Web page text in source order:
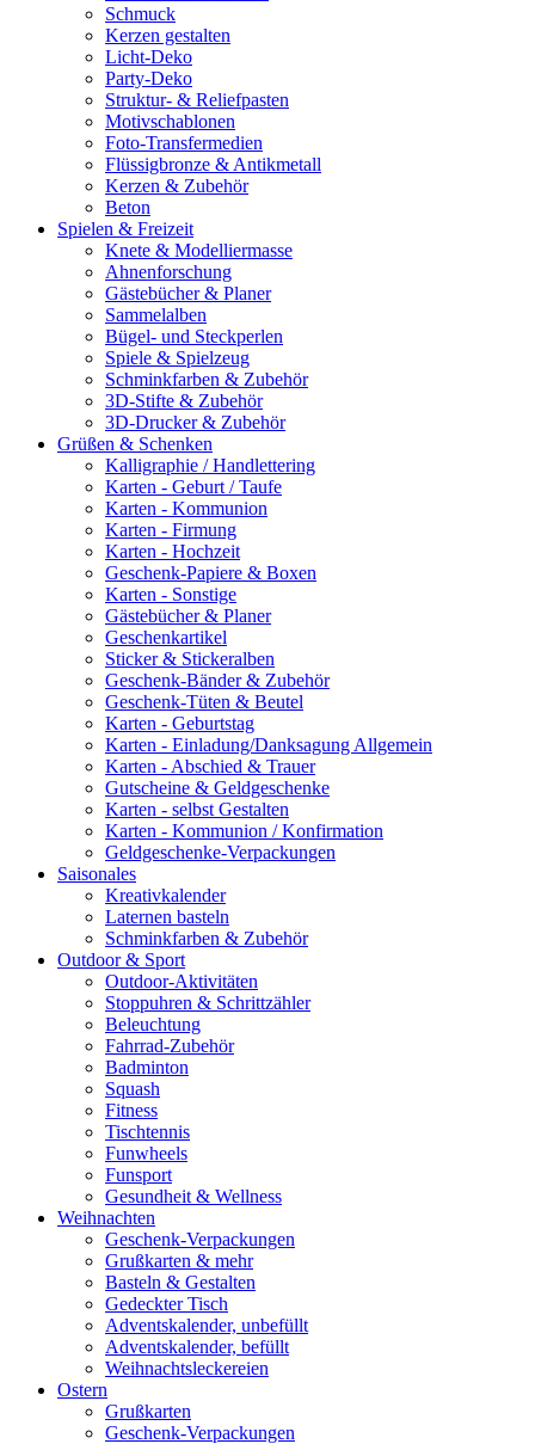
Schmuck
Kerzen gestalten
Licht-Deko
Party-Deko
Struktur- & Reliefpasten
Motivschablonen
Foto-Transfermedien
Flüssigbronze & Antikmetall
Kerzen & Zubehör
Beton
Spielen & Freizeit
Knete & Modelliermasse
Ahnenforschung
Gästebücher & Planer
Sammelalben
Bügel- und Steckperlen
Spiele & Spielzeug
Schminkfarben & Zubehör
3D-Stifte & Zubehör
3D-Drucker & Zubehör
Grüßen & Schenken
Kalligraphie / Handlettering
Karten - Geburt / Taufe
Karten - Kommunion
Karten - Firmung
Karten - Hochzeit
Geschenk-Papiere & Boxen
Karten - Sonstige
Gästebücher & Planer
Geschenkartikel
Sticker & Stickeralben
Geschenk-Bänder & Zubehör
Geschenk-Tüten & Beutel
Karten - Geburtstag
Karten - Einladung/Danksagung Allgemein
Karten - Abschied & Trauer
Gutscheine & Geldgeschenke
Karten - selbst Gestalten
Karten - Kommunion / Konfirmation
Geldgeschenke-Verpackungen
Saisonales
Kreativkalender
Laternen basteln
Schminkfarben & Zubehör
Outdoor & Sport
Outdoor-Aktivitäten
Stoppuhren & Schrittzähler
Beleuchtung
Fahrrad-Zubehör
Badminton
Squash
Fitness
Tischtennis
Funwheels
Funsport
Gesundheit & Wellness
Weihnachten
Geschenk-Verpackungen
Grußkarten & mehr
Basteln & Gestalten
Gedeckter Tisch
Adventskalender, unbefüllt
Adventskalender, befüllt
Weihnachtsleckereien
Ostern
Grußkarten
Geschenk-Verpackungen